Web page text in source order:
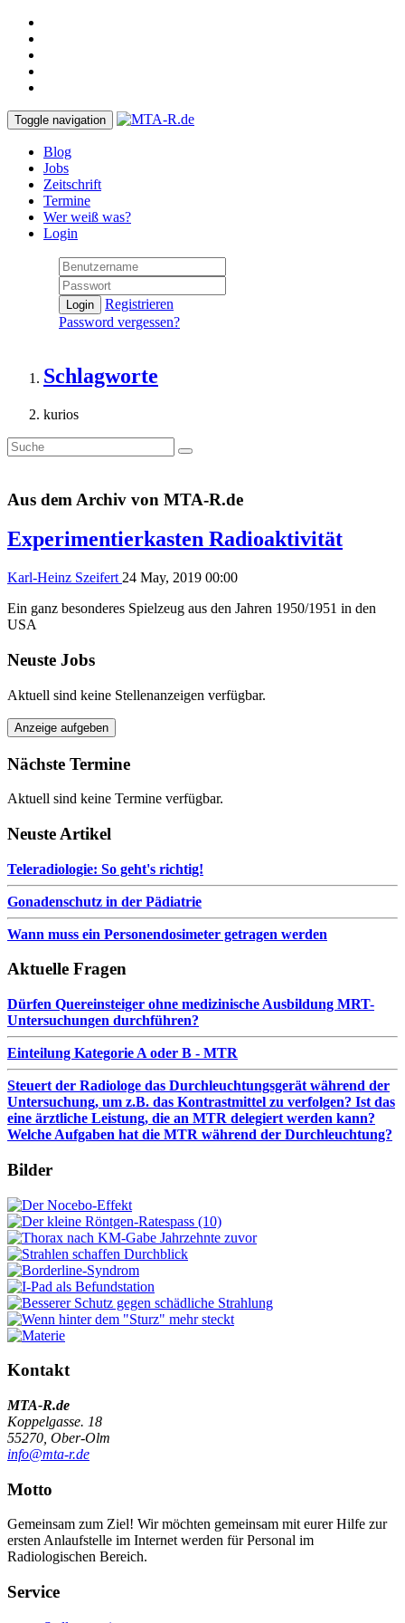
Toggle navigation
Blog
Jobs
Zeitschrift
Termine
Wer weiß was?
Login
Login
Registrieren
Password vergessen?
Schlagworte
kurios
Aus dem Archiv von MTA-R.de
Experimentierkasten Radioaktivität
Karl-Heinz Szeifert 24 May, 2019 00:00
Ein ganz besonderes Spielzeug aus den Jahren 1950/1951 in den
USA
Neuste Jobs
Aktuell sind keine Stellenanzeigen verfügbar.
Anzeige aufgeben
Nächste Termine
Aktuell sind keine Termine verfügbar.
Neuste Artikel
Teleradiologie: So geht's richtig!
Gonadenschutz in der Pädiatrie
Wann muss ein Personendosimeter getragen werden
Aktuelle Fragen
Dürfen Quereinsteiger ohne medizinische Ausbildung MRT-
Untersuchungen durchführen?
Einteilung Kategorie A oder B - MTR
Steuert der Radiologe das Durchleuchtungsgerät während der
Untersuchung, um z.B. das Kontrastmittel zu verfolgen? Ist das
eine ärztliche Leistung, die an MTR delegiert werden kann?
Welche Aufgaben hat die MTR während der Durchleuchtung?
Bilder
Kontakt
MTA-R.de
Koppelgasse. 18
55270, Ober-Olm
info@mta-r.de
Motto
Gemeinsam zum Ziel! Wir möchten gemeinsam mit eurer Hilfe zur
ersten Anlaufstelle im Internet werden für Personal im
Radiologischen Bereich.
Service